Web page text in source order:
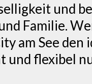
und
Familie.
am See
und flexibel